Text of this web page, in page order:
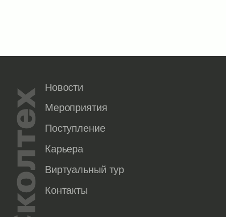
Новости
Мероприятия
Поступление
Карьера
Виртуальный тур
Контакты